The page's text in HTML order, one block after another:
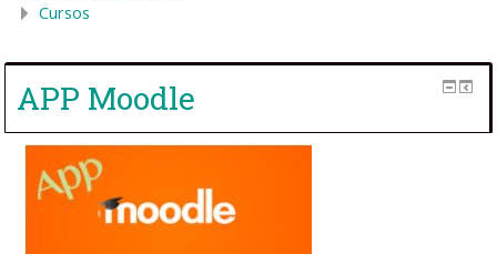
Cursos
APP Moodle